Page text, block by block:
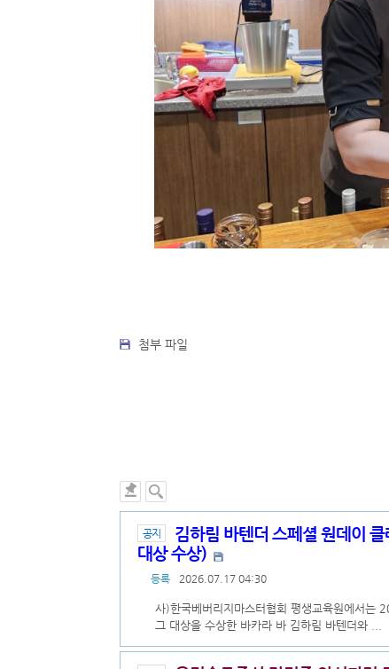
첨부 파일
공지
김하림 바텐더 스페셜 원데이
대상 수상)
등록 2026.07.17 04:30
사)한국베버리지마스터협회 평생교육원에서는
그 대상을 수상한 바카라 바 김하림 바텐더와 ...